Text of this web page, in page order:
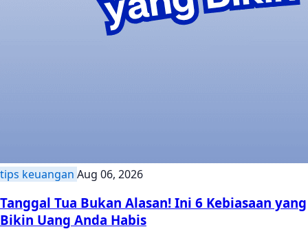
tips keuangan Aug 06, 2026
Tanggal Tua Bukan Alasan! Ini 6 Kebiasaan yang
Bikin Uang Anda Habis